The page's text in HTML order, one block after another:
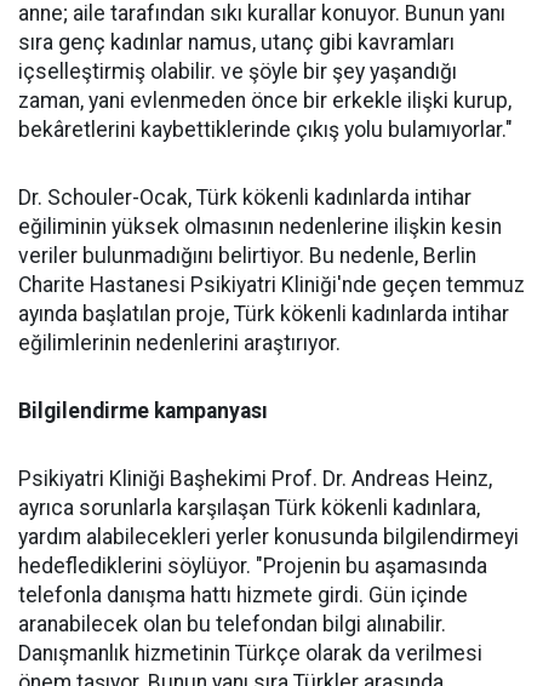
anne; aile tarafından sıkı kurallar konuyor. Bunun yanı
sıra genç kadınlar namus, utanç gibi kavramları
içselleştirmiş olabilir. ve şöyle bir şey yaşandığı
zaman, yani evlenmeden önce bir erkekle ilişki kurup,
bekâretlerini kaybettiklerinde çıkış yolu bulamıyorlar."
Dr. Schouler-Ocak, Türk kökenli kadınlarda intihar
eğiliminin yüksek olmasının nedenlerine ilişkin kesin
veriler bulunmadığını belirtiyor. Bu nedenle, Berlin
Charite Hastanesi Psikiyatri Kliniği'nde geçen temmuz
ayında başlatılan proje, Türk kökenli kadınlarda intihar
eğilimlerinin nedenlerini araştırıyor.
Bilgilendirme kampanyası
Psikiyatri Kliniği Başhekimi Prof. Dr. Andreas Heinz,
ayrıca sorunlarla karşılaşan Türk kökenli kadınlara,
yardım alabilecekleri yerler konusunda bilgilendirmeyi
hedeflediklerini söylüyor. "Projenin bu aşamasında
telefonla danışma hattı hizmete girdi. Gün içinde
aranabilecek olan bu telefondan bilgi alınabilir.
Danışmanlık hizmetinin Türkçe olarak da verilmesi